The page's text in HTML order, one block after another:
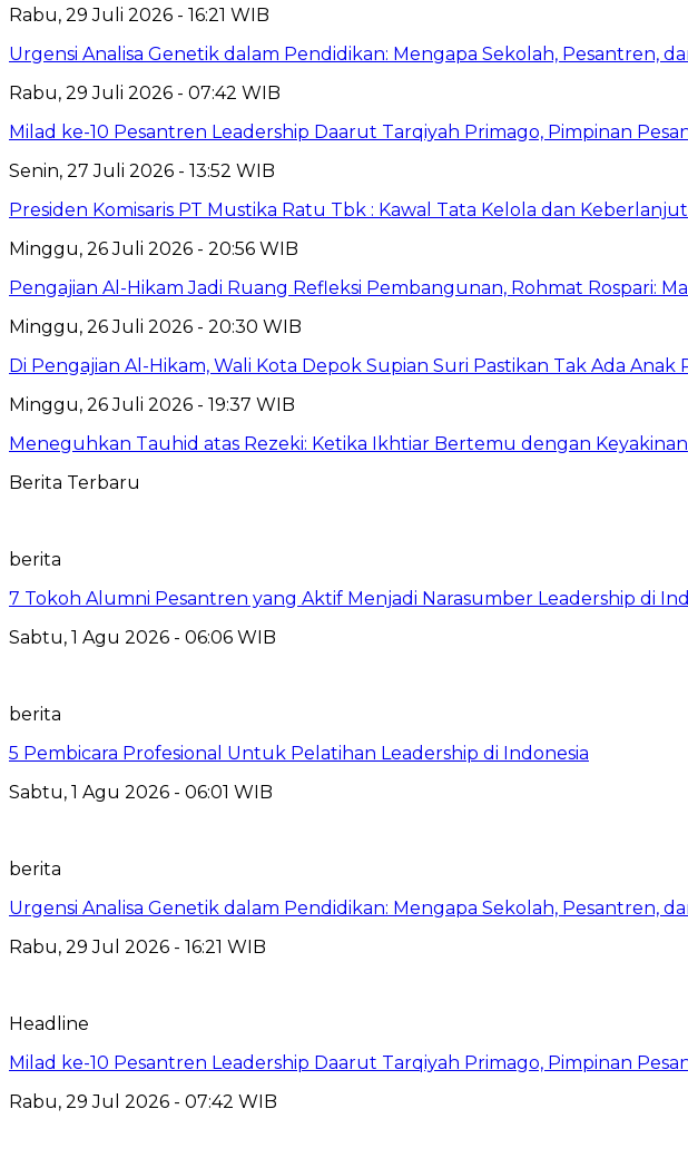
Rabu, 29 Juli 2026 - 16:21 WIB
Urgensi Analisa Genetik dalam Pendidikan: Mengapa Sekolah, Pesantren,
Rabu, 29 Juli 2026 - 07:42 WIB
Milad ke-10 Pesantren Leadership Daarut Tarqiyah Primago, Pimpinan
Senin, 27 Juli 2026 - 13:52 WIB
Presiden Komisaris PT Mustika Ratu Tbk : Kawal Tata Kelola dan
Minggu, 26 Juli 2026 - 20:56 WIB
Pengajian Al-Hikam Jadi Ruang Refleksi Pembangunan, Rohmat Rospari:
Minggu, 26 Juli 2026 - 20:30 WIB
Di Pengajian Al-Hikam, Wali Kota Depok Supian Suri Pastikan Tak Ada Anak
Minggu, 26 Juli 2026 - 19:37 WIB
Meneguhkan Tauhid atas Rezeki: Ketika Ikhtiar Bertemu dengan Keyakinan
Berita Terbaru
berita
7 Tokoh Alumni Pesantren yang Aktif Menjadi Narasumber Leadership di
Sabtu, 1 Agu 2026 - 06:06 WIB
berita
5 Pembicara Profesional Untuk Pelatihan Leadership di Indonesia
Sabtu, 1 Agu 2026 - 06:01 WIB
berita
Urgensi Analisa Genetik dalam Pendidikan: Mengapa Sekolah, Pesantren,
Rabu, 29 Jul 2026 - 16:21 WIB
Headline
Milad ke-10 Pesantren Leadership Daarut Tarqiyah Primago, Pimpinan
Rabu, 29 Jul 2026 - 07:42 WIB